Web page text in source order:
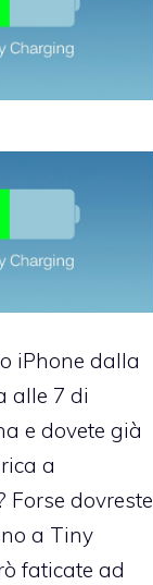
iPhone dalla
alle 7 di
e dovete già
a
Forse dovreste
a Tiny
faticate ad